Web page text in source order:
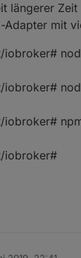
längerer
mit
iobroker#
iobroker#
iobroker#
iobroker#